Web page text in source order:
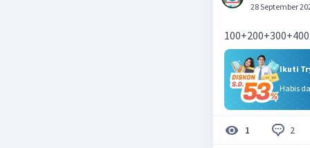
28 September
Ikuti
Habis
1 2